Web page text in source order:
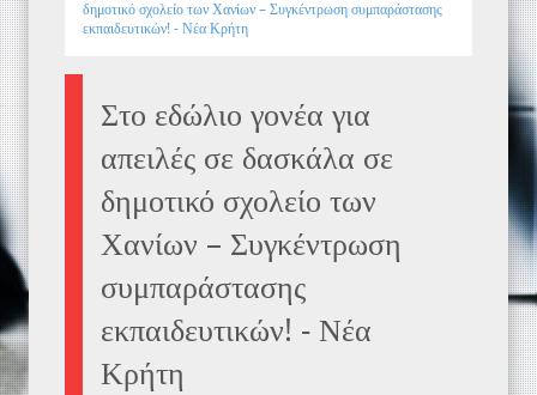
δημοτικό σχολείο των Χανίων – Συγκέντρωση συμπαράστασης
εκπαιδευτικών! - Νέα Κρήτη
Στο εδώλιο γονέα για
απειλές σε δασκάλα σε
δημοτικό σχολείο των
Χανίων – Συγκέντρωση
συμπαράστασης
εκπαιδευτικών! - Νέα
Κρήτη